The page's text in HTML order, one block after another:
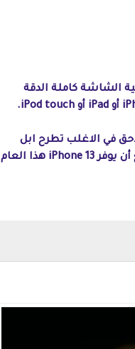
الشاشة كاملة الدقة
في الاغلب تطرح ابل
مجموعة جديدة تمامًا من الخلفيات جنبًا إلى جنب مع الأجهزة الجديدة ، لذلك توقع أن يوفر iPhone 13 هذا العام